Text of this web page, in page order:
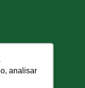
analisar